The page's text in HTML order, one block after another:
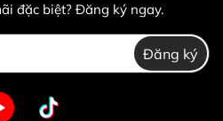
đặc biệt? Đăng ký ngay.
Đăng ký